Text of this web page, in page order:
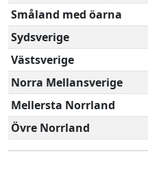
Småland med öarna
Sydsverige
Västsverige
Norra Mellansverige
Mellersta Norrland
Övre Norrland